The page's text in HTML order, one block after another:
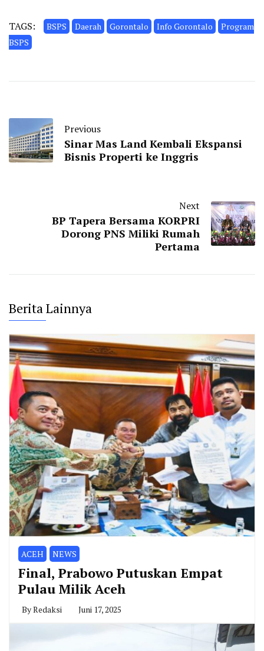
TAGS: BSPS Daerah Gorontalo Info Gorontalo
Program
BSPS
Previous
Sinar Mas Land Kembali Ekspansi
Bisnis Properti ke Inggris
Next
BP Tapera Bersama KORPRI
Dorong PNS Miliki Rumah
Pertama
Berita Lainnya
ACEH NEWS
Final, Prabowo Putuskan Empat
Pulau Milik Aceh
ByRedaksi Juni 17, 2025